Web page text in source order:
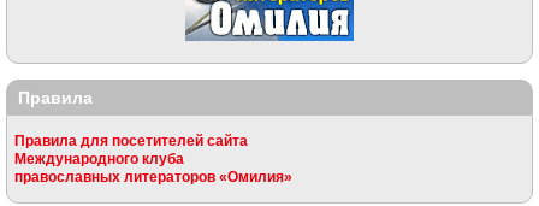
Правила
Правила для посетителей сайта
Международного клуба
православных литераторов «Омилия»